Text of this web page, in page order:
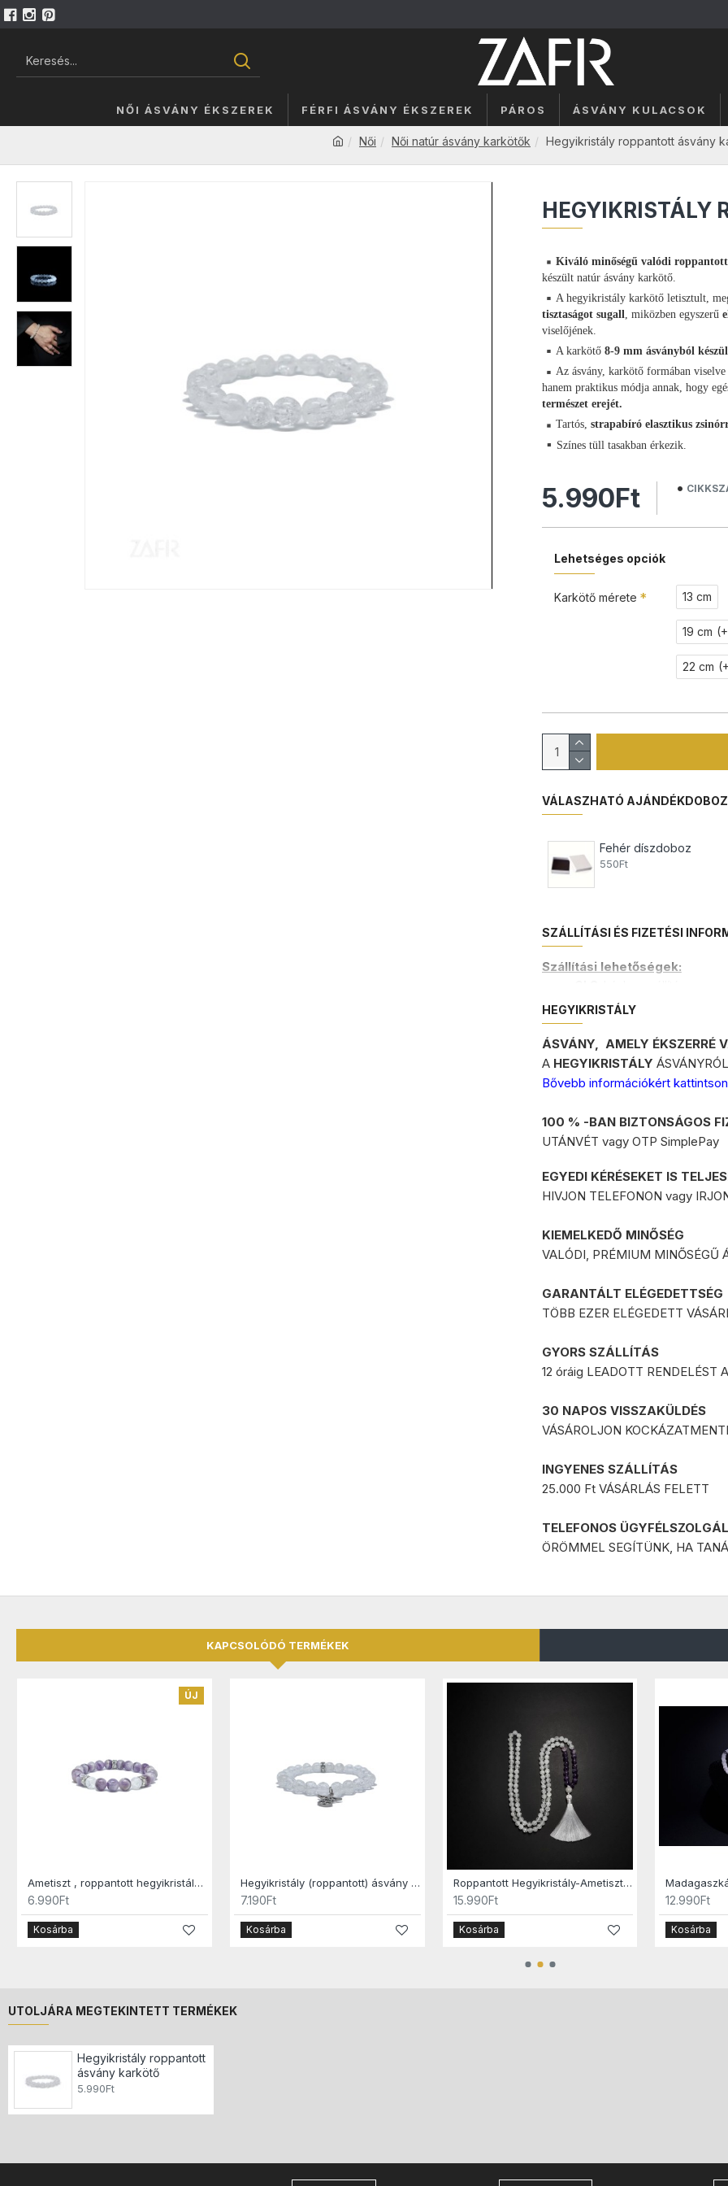
NŐI ÁSVÁNY ÉKSZEREK FÉRFI ÁSVÁNY ÉKSZEREK PÁROS ÁSVÁNY KULACSOK
Női Női natúr ásvány karkötők Hegyikristály roppantott ásvány
HEGYIKRISTÁLY
Kiváló minőségű valódi
készült natúr ásvány karkötő.
A hegyikristály karkötő letisztult,
tisztaságot sugall, miközben egyszerű
viselőjének.
A karkötő8-9 mm ásványból
Az ásvány, karkötő formában
hanem praktikus módja annak, hogy
természet erejét.
Tartós, strapabíró elasztikus
Színes tüll tasakban érkezik.
5.990Ft
Lehetséges opciók
Karkötő mérete 13 cm
19 cm
22 cm
VÁLASZHATÓ
Fehér díszdoboz
550Ft
SZÁLLÍTÁSI ÉS FIZETÉSI
Szállítási lehetőségek:
csomagpont és
FOXPOST
kezelési költség
MPL
GLS és FoxPost
* A GLS futárszolgálat:
a délelőtt 12 óráig leadott
a 12 óra után leadott
Azonnali bankkártyás
Utánvét díja:plusz450 Ft
HEGYIKRISTÁLY
ÁSVÁNY, AMELY ÉKSZERRÉ
A HEGYIKRISTÁLY
Bővebb információkért
100 % -BAN BIZTONSÁGOS
UTÁNVÉT vagy OTP SimplePay
EGYEDI KÉRÉSEKET IS
HIVJON TELEFONON vagy
KIEMELKEDŐ MINŐSÉG
VALÓDI, PRÉMIUM MINŐSÉGŰ
GARANTÁLT ELÉGEDETTSÉG
TÖBB EZER ELÉGEDETT
GYORS SZÁLLÍTÁS
12 óráig LEADOTT RENDELÉST A
30 NAPOS VISSZAKÜLDÉS
VÁSÁROLJON
INGYENES SZÁLLÍTÁS
25.000 Ft VÁSÁRLÁS FELETT
TELEFONOS
ÖRÖMMEL SEGÍTÜNK, HA
KAPCSOLÓDÓ TERMÉKEK
ÚJ
Ametiszt , roppantott hegyikristály ásvány karkötő
6.990Ft
Kosárba
Hegyikristály (roppantott) ásvány karkötő
7.190Ft
Kosárba
Roppantott Hegyikristály-Ametiszt Mala nyaklánc
15.990Ft
Kosárba
12.990Ft
Kosárba
UTOLJÁRA MEGTEKINTETT TERMÉKEK
Hegyikristály roppantott
ásvány karkötő
5.990Ft